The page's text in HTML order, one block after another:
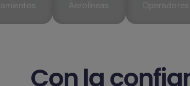
Aerolíneas
Con la